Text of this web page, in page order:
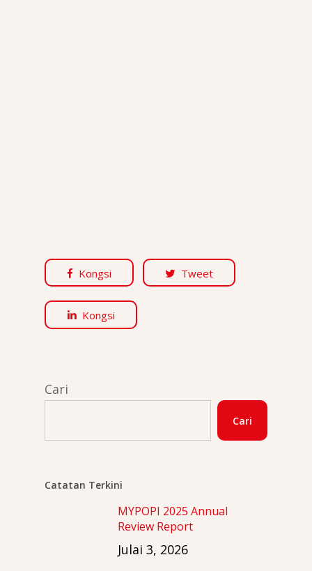
Kongsi Tweet
Kongsi
Cari
Cari
Catatan Terkini
MYPOPI 2025 Annual
Review Report
Julai 3, 2026